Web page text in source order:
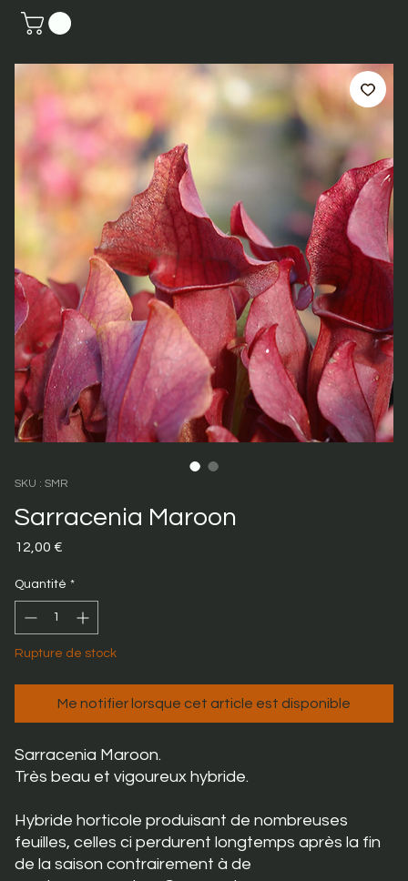
SKU : SMR
Sarracenia Maroon
12,00 €
Quantité *
Rupture de stock
Me notifier lorsque cet article est disponible
Sarracenia Maroon.
Très beau et vigoureux hybride.
Hybride horticole produisant de nombreuses
feuilles, celles ci perdurent longtemps après la fin
de la saison contrairement à de